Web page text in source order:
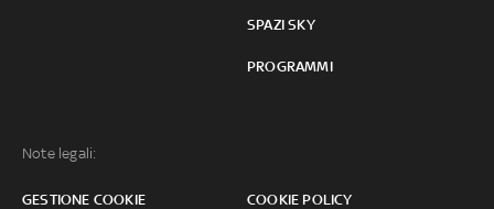
SPAZI SKY
PROGRAMMI
Note legali:
GESTIONE COOKIE COOKIE POLICY